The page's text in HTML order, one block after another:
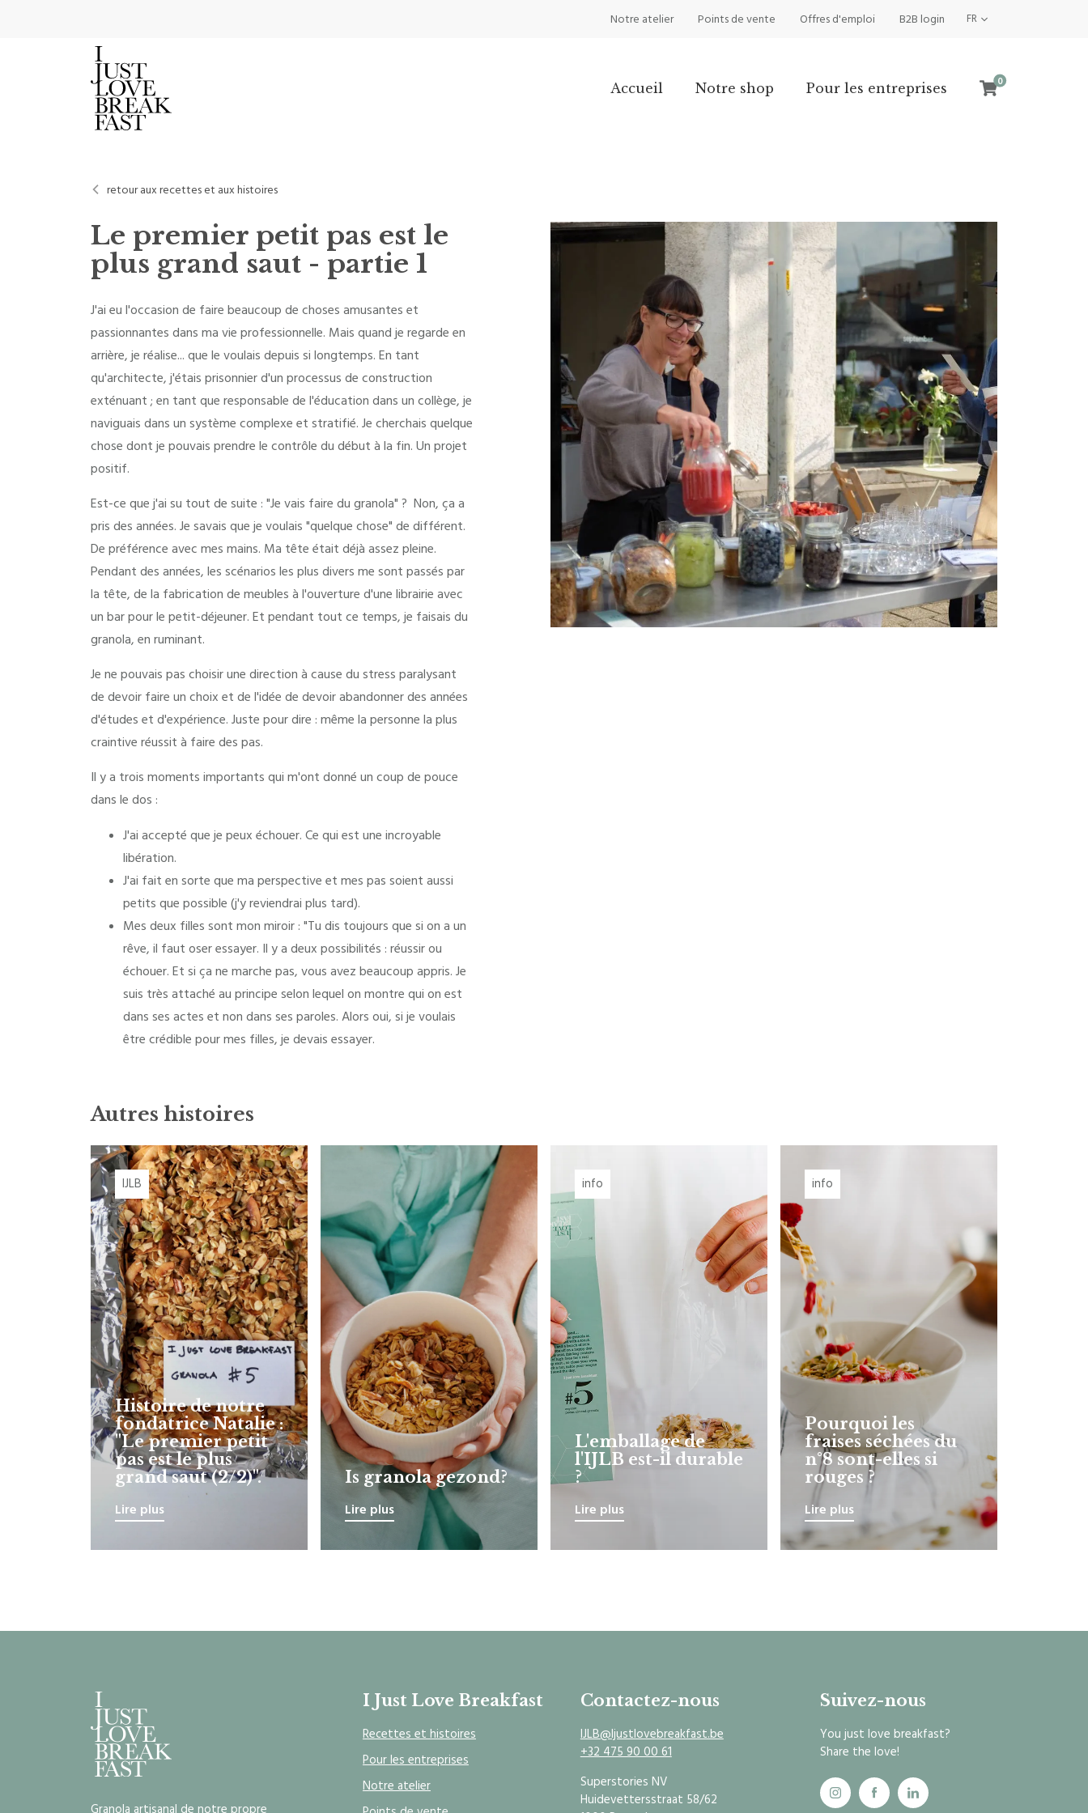
Notre atelier Points de vente Offres d'emploi B2B login FR
Accueil Notre shop Pour les entreprises 0
retour aux recettes et aux histoires
Le premier petit pas est le
plus grand saut - partie 1
J'ai eu l'occasion de faire beaucoup de choses amusantes et
passionnantes dans ma vie professionnelle. Mais quand je regarde en
arrière, je réalise... que le voulais depuis si longtemps. En tant
qu'architecte, j'étais prisonnier d'un processus de construction
exténuant ; en tant que responsable de l'éducation dans un collège, je
naviguais dans un système complexe et stratifié. Je cherchais quelque
chose dont je pouvais prendre le contrôle du début à la fin. Un projet
positif.
Est-ce que j'ai su tout de suite : "Je vais faire du granola" ? Non, ça a
pris des années. Je savais que je voulais "quelque chose" de différent.
De préférence avec mes mains. Ma tête était déjà assez pleine.
Pendant des années, les scénarios les plus divers me sont passés par
la tête, de la fabrication de meubles à l'ouverture d'une librairie avec
un bar pour le petit-déjeuner. Et pendant tout ce temps, je faisais du
granola, en ruminant.
Je ne pouvais pas choisir une direction à cause du stress paralysant
de devoir faire un choix et de l'idée de devoir abandonner des années
d'études et d'expérience. Juste pour dire : même la personne la plus
craintive réussit à faire des pas.
Il y a trois moments importants qui m'ont donné un coup de pouce
dans le dos :
J'ai accepté que je peux échouer. Ce qui est une incroyable
libération.
J'ai fait en sorte que ma perspective et mes pas soient aussi
petits que possible (j'y reviendrai plus tard).
Mes deux filles sont mon miroir : "Tu dis toujours que si on a un
rêve, il faut oser essayer. Il y a deux possibilités : réussir ou
échouer. Et si ça ne marche pas, vous avez beaucoup appris. Je
suis très attaché au principe selon lequel on montre qui on est
dans ses actes et non dans ses paroles. Alors oui, si je voulais
être crédible pour mes filles, je devais essayer.
Autres histoires
IJLB
Histoire de notre
fondatrice Natalie :
"Le premier petit
pas est le plus
grand saut (2/2)".
Lire plus
Is granola gezond?
Lire plus
info
L'emballage de
l'IJLB est-il durable
?
Lire plus
info
Pourquoi les
fraises séchées du
n°8 sont-elles si
rouges ?
Lire plus
Granola artisanal de notre propre
I Just Love Breakfast
Recettes et histoires
Pour les entreprises
Notre atelier
Contactez-nous
IJLB@Ijustlovebreakfast.be
+32 475 90 00 61
Superstories NV
Huidevettersstraat 58/62
Suivez-nous
You just love breakfast?
Share the love!